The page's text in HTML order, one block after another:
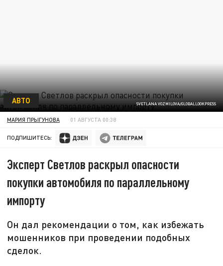
SVETLANA VOZMILOVA/GLOBALLOOKPRESS
АВТО
МАРИЯ ПРЫГУНОВА 01 АВГУСТА 00:38
ПОДПИШИТЕСЬ:
Эксперт Светлов раскрыл опасности
покупки автомобиля по параллельному
импорту
Он дал рекомендации о том, как избежать
мошенников при проведении подобных
сделок.